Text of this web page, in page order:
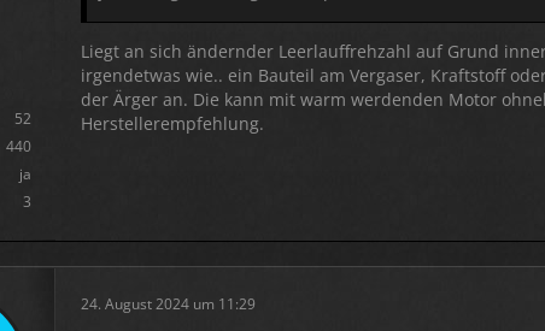
52
440
ja
3
Liegt an sich ändernder Leerlauffrehzahl auf Grund
irgendetwas wie.. ein Bauteil am Vergaser, Kraftstoff
der Ärger an. Die kann mit warm werdenden Motor
Herstellerempfehlung.
24. August 2024 um 11:29